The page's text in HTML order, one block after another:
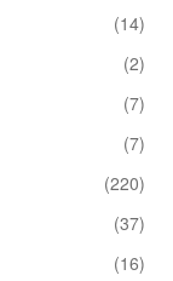
(14)
(2)
(7)
(7)
(220)
(37)
(16)